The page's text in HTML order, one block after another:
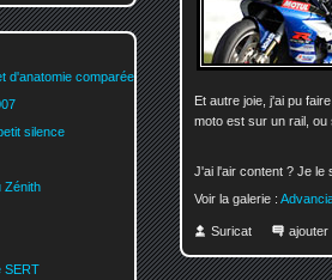
Et autre joie, j'ai pu
moto est sur un rail,
J'ai l'air content ? Je le
Voir la galerie :
Suricat ajouter
d'anatomie comparée
silence
Zénith
SERT